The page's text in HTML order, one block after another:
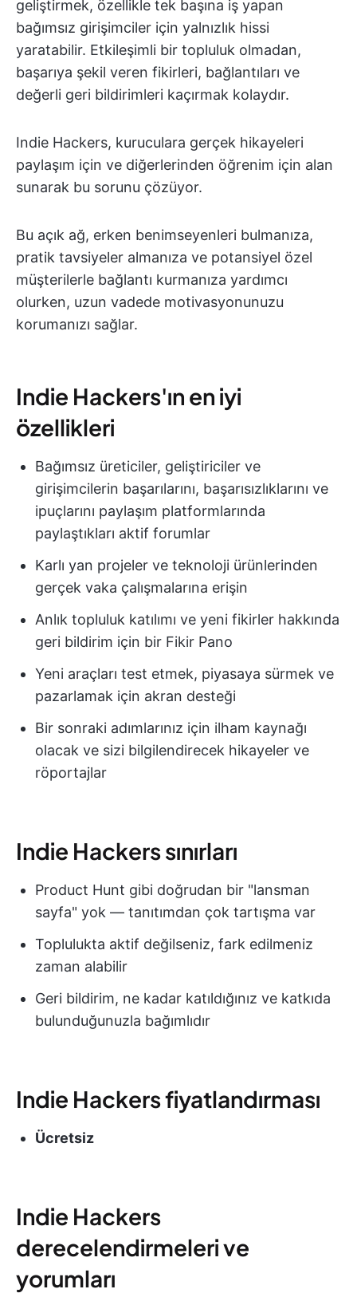
geliştirmek, özellikle tek başına iş yapan
bağımsız girişimciler için yalnızlık hissi
yaratabilir. Etkileşimli bir topluluk olmadan,
başarıya şekil veren fikirleri, bağlantıları ve
değerli geri bildirimleri kaçırmak kolaydır.
Indie Hackers, kuruculara gerçek hikayeleri
paylaşım için ve diğerlerinden öğrenim için alan
sunarak bu sorunu çözüyor.
Bu açık ağ, erken benimseyenleri bulmanıza,
pratik tavsiyeler almanıza ve potansiyel özel
müşterilerle bağlantı kurmanıza yardımcı
olurken, uzun vadede motivasyonunuzu
korumanızı sağlar.
Indie Hackers'ın en iyi
özellikleri
Bağımsız üreticiler, geliştiriciler ve
girişimcilerin başarılarını, başarısızlıklarını ve
ipuçlarını paylaşım platformlarında
paylaştıkları aktif forumlar
Karlı yan projeler ve teknoloji ürünlerinden
gerçek vaka çalışmalarına erişin
Anlık topluluk katılımı ve yeni fikirler hakkında
geri bildirim için bir Fikir Pano
Yeni araçları test etmek, piyasaya sürmek ve
pazarlamak için akran desteği
Bir sonraki adımlarınız için ilham kaynağı
olacak ve sizi bilgilendirecek hikayeler ve
röportajlar
Indie Hackers sınırları
Product Hunt gibi doğrudan bir "lansman
sayfa" yok — tanıtımdan çok tartışma var
Toplulukta aktif değilseniz, fark edilmeniz
zaman alabilir
Geri bildirim, ne kadar katıldığınız ve katkıda
bulunduğunuzla bağımlıdır
Indie Hackers fiyatlandırması
Ücretsiz
Indie Hackers
derecelendirmeleri ve
yorumları